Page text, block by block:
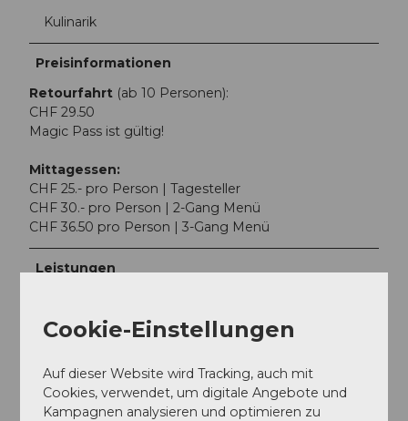
Kulinarik
Preisinformationen
Retourfahrt (ab 10 Personen):
CHF 29.50
Magic Pass ist gültig!
Mittagessen:
CHF 25.- pro Person | Tagesteller
CHF 30.- pro Person | 2-Gang Menü
CHF 36.50 pro Person | 3-Gang Menü
Leistungen
• Mittagessen (exkl. Getränke) im Gipfelrestaurant
Rothorn
• Bergstation mit Biosphärenforum (Kino ist
kostenlos)
Cookie-Einstellungen
Auf dieser Website wird Tracking, auch mit
Cookies, verwendet, um digitale Angebote und
Kampagnen analysieren und optimieren zu